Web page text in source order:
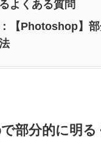
よくある質問
【Photoshop】部
部分的に明る